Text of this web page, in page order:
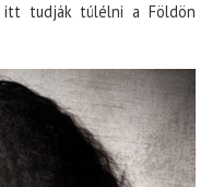
itt tudják túlélni a Földön